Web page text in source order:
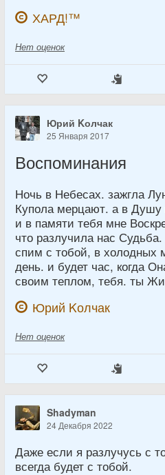
ХАРД!™
Нет оценок
Юрий Kолчак
25 Января 2017
Воспоминания
Ночь в Небесах. зажгла
Купола мерцают. а в Душу
и в памяти тебя мне
что разлучила нас
спим с тобой, в холодных
день. и будет час, когда
своим теплом, тебя. ты
Юрий Kолчак
Нет оценок
Shadyman
24 Декабря 2022
Даже если я разлучусь с
всегда будет с тобой.